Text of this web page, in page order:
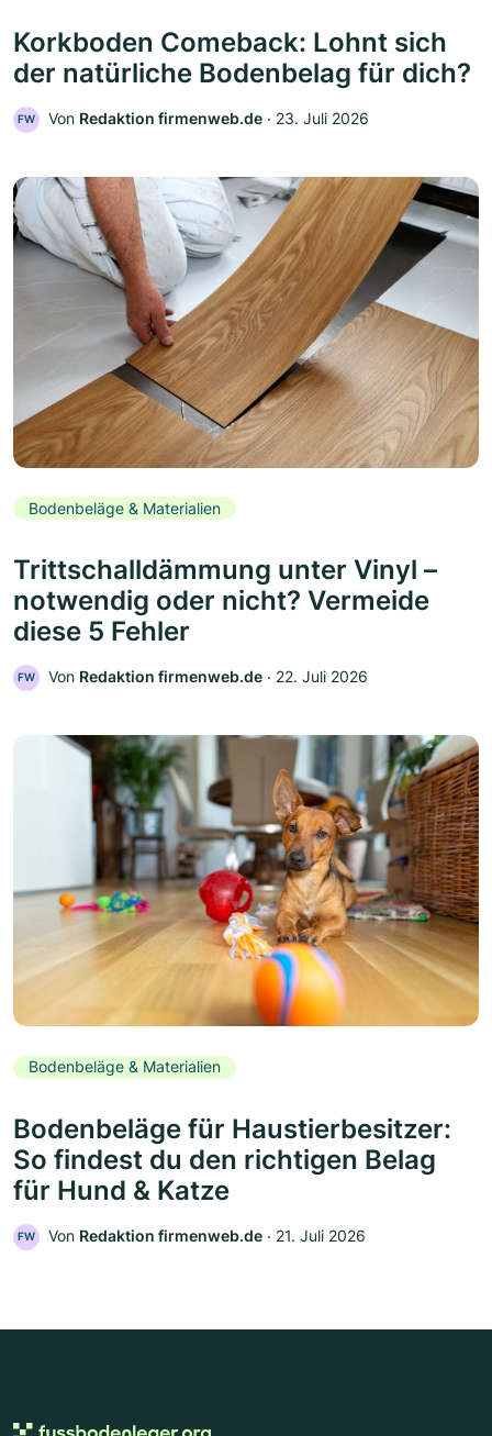
Korkboden Comeback: Lohnt sich
der natürliche Bodenbelag für dich?
FW Von Redaktion firmenweb.de ‧ 23. Juli 2026
Bodenbeläge & Materialien
Trittschalldämmung unter Vinyl –
notwendig oder nicht? Vermeide
diese 5 Fehler
FW Von Redaktion firmenweb.de ‧ 22. Juli 2026
Bodenbeläge & Materialien
Bodenbeläge für Haustierbesitzer:
So findest du den richtigen Belag
für Hund & Katze
FW Von Redaktion firmenweb.de ‧ 21. Juli 2026